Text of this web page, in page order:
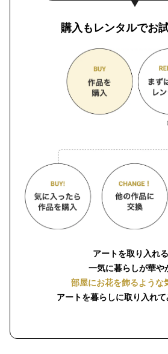
購入もレンタルでお
アートを取り入れ
一気に暮らしが華や
部屋にお花を飾るような
アートを暮らしに取り入れ